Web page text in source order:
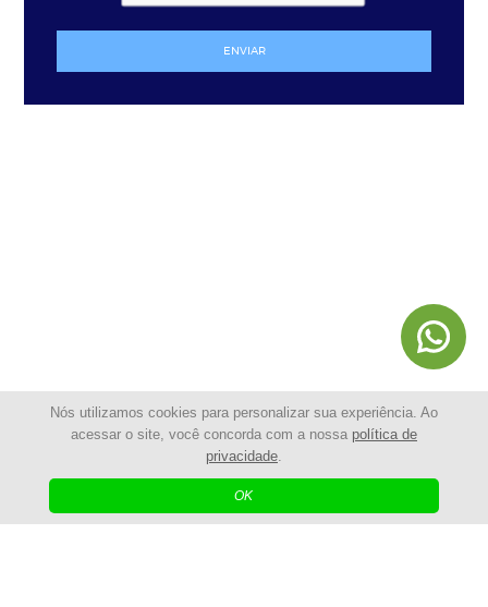
Nós utilizamos cookies para personalizar sua experiência. Ao
acessar o site, você concorda com a nossa política de
privacidade.
OK
ENVIAR
© 2025 - Shopping da Cerca Elétrica | Todos os Direitos